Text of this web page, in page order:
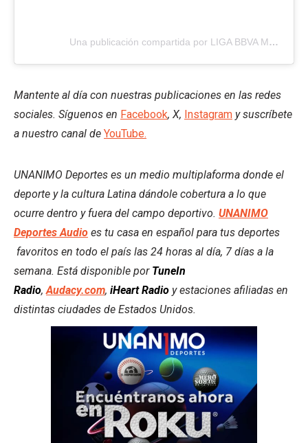
Una publicación compartida por LIGA BBVA MX (@ligabbvamx)
Mantente al día con nuestras publicaciones en las redes
sociales. Síguenos en Facebook, X, Instagram y suscríbete
a nuestro canal de YouTube.
UNANIMO Deportes es un medio multiplaforma donde el
deporte y la cultura Latina dándole cobertura a lo que
ocurre dentro y fuera del campo deportivo. UNANIMO
Deportes Audio es tu casa en español para tus deportes
favoritos en todo el país las 24 horas al día, 7 días a la
semana. Está disponible por TuneIn
Radio,Audacy.com, iHeart Radio y estaciones afiliadas en
distintas ciudades de Estados Unidos.